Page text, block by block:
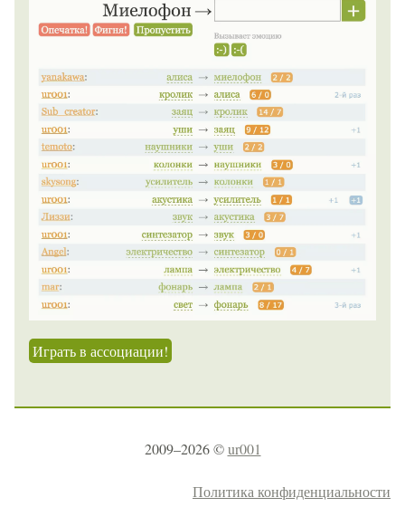
Играть в ассоциации!
2009–2026 ©ur001
Политика конфиденциальности